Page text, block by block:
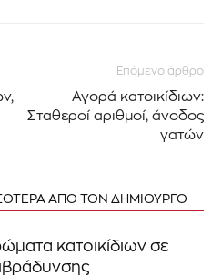
Επόμενο άρθρο
Αγορά κατοικίδιων:
Σταθεροί αριθμοί, άνοδος
γατών
ΑΠΟ ΤΟΝ ΔΗΜΙΟΥΡΓΟ
κατοικίδιων σε